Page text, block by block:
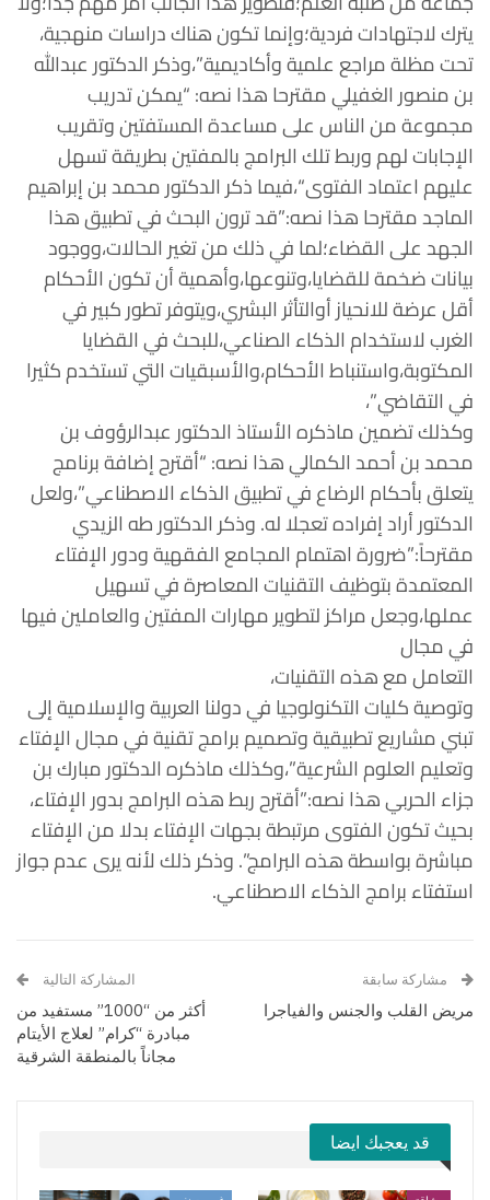
يترك لاجتهادات فردية؛وإنما تكون هناك دراسات منهجية،
تحت مظلة مراجع علمية وأكاديمية”،وذكر الدكتور عبدالله
بن منصور الغفيلي مقترحا هذا نصه: “يمكن تدريب
مجموعة من الناس على مساعدة المستفتين وتقريب
الإجابات لهم وربط تلك البرامج بالمفتين بطريقة تسهل
عليهم اعتماد الفتوى“،فيما ذكر الدكتور محمد بن إبراهيم
الماجد مقترحا هذا نصه:”قد ترون البحث في تطبيق هذا
الجهد على القضاء؛لما في ذلك من تغير الحالات،ووجود
بيانات ضخمة للقضايا،وتنوعها،وأهمية أن تكون الأحكام
أقل عرضة للانحياز أوالتأثر البشري،ويتوفر تطور كبير في
الغرب لاستخدام الذكاء الصناعي،للبحث في القضايا
المكتوبة،واستنباط الأحكام،والأسبقيات التي تستخدم كثيرا
في التقاضي”،
وكذلك تضمين ماذكره الأستاذ الدكتور عبدالرؤوف بن
محمد بن أحمد الكمالي هذا نصه: “أقترح إضافة برنامج
يتعلق بأحكام الرضاع في تطبيق الذكاء الاصطناعي”،ولعل
الدكتور أراد إفراده تعجلا له. وذكر الدكتور طه الزيدي
مقترحاً:”ضرورة اهتمام المجامع الفقهية ودور الإفتاء
المعتمدة بتوظيف التقنيات المعاصرة في تسهيل
عملها،وجعل مراكز لتطوير مهارات المفتين والعاملين فيها
في مجال
التعامل مع هذه التقنيات،
وتوصية كليات التكنولوجيا في دولنا العربية والإسلامية إلى
تبني مشاريع تطبيقية وتصميم برامج تقنية في مجال الإفتاء
وتعليم العلوم الشرعية”،وكذلك ماذكره الدكتور مبارك بن
جزاء الحربي هذا نصه:”أقترح ربط هذه البرامج بدور الإفتاء،
بحيث تكون الفتوى مرتبطة بجهات الإفتاء بدلا من الإفتاء
مباشرة بواسطة هذه البرامج”. وذكر ذلك لأنه يرى عدم جواز
استفتاء برامج الذكاء الاصطناعي.
مشاركة سابقة
مريض القلب والجنس والفياجرا
المشاركة التالية
أكثر من “1000” مستفيد من
مبادرة “كرام” لعلاج الأيتام
مجاناً بالمنطقة الشرقية
قد يعجبك ايضا